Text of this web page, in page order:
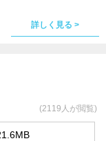
詳しく見る >
(2119人が閲覧)